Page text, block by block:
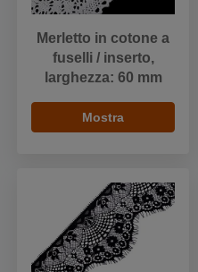
Merletto in cotone a
fuselli / inserto,
larghezza: 60 mm
Mostra